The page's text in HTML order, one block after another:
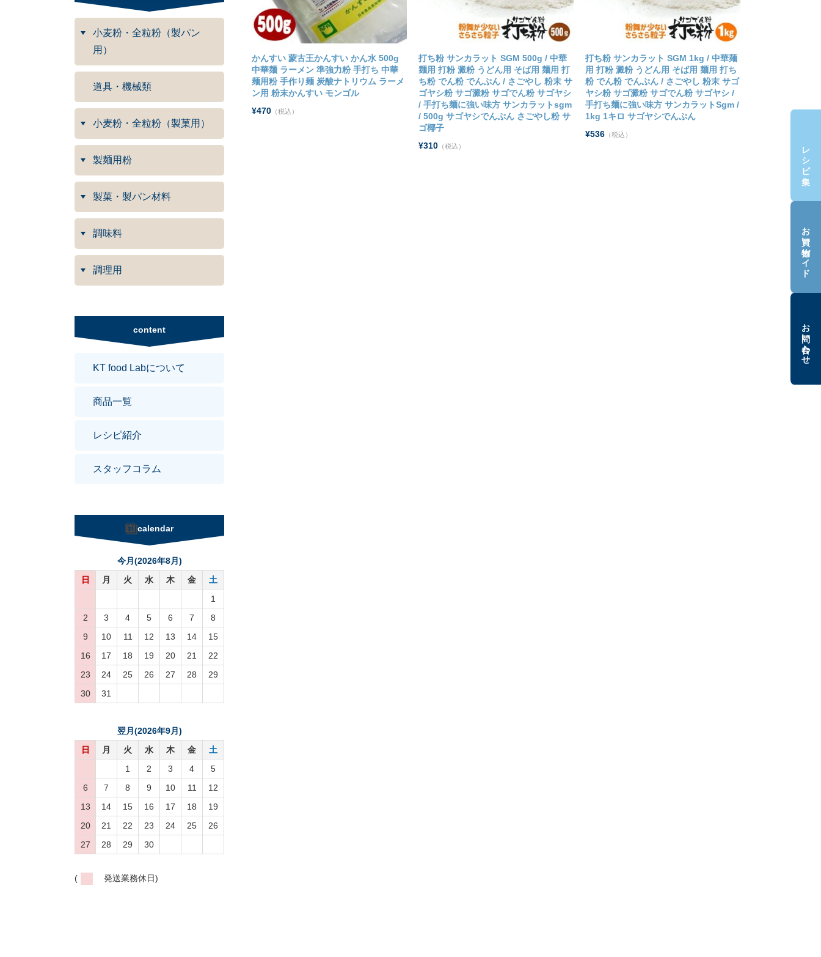
レシピ集
お買い物ガイド
お問い合わせ
かんすい 蒙古王かんすい かん水 500g
中華麺 ラーメン 準強力粉 手打ち 中華
麺用粉 手作り麺 炭酸ナトリウム ラーメ
ン用 粉末かんすい モンゴル
¥470 （税込）
打ち粉 サンカラット SGM 500g / 中華
麺用 打粉 澱粉 うどん用 そば用 麺用 打
ち粉 でん粉 でんぷん / さごやし 粉末 サ
ゴヤシ粉 サゴ澱粉 サゴでん粉 サゴヤシ
/ 手打ち麺に強い味方 サンカラットsgm
/ 500g サゴヤシでんぷん さごやし粉 サ
ゴ椰子
¥310 （税込）
打ち粉 サンカラット SGM 1kg / 中華麺
用 打粉 澱粉 うどん用 そば用 麺用 打ち
粉 でん粉 でんぷん / さごやし 粉末 サゴ
ヤシ粉 サゴ澱粉 サゴでん粉 サゴヤシ /
手打ち麺に強い味方 サンカラットSgm /
1kg 1キロ サゴヤシでんぷん
¥536 （税込）
小麦粉・全粒粉（製パン
用）
道具・機械類
小麦粉・全粒粉（製菓用）
製麺用粉
製菓・製パン材料
調味料
調理用
content
KT food Labについて
商品一覧
レシピ紹介
スタッフコラム
calendar
今月(2026年8月)
日
月 火 水 木 金
土
1
2
3 4 5 6 7
8
9
10 11 12 13 14
15
16
17 18 19 20 21
22
23
24 25 26 27 28
29
30
31
翌月(2026年9月)
日
月 火 水 木 金
土
1
2 3 4
5
6
7 8 9 10 11
12
13
14 15 16 17 18
19
20
21 22 23 24 25
26
27
28 29 30
( 発送業務休日)